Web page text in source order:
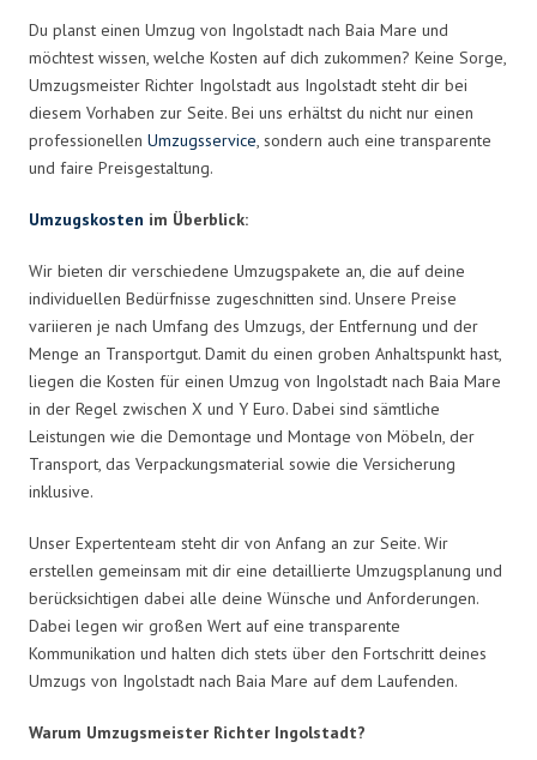
Du planst einen Umzug von Ingolstadt nach Baia Mare und
möchtest wissen, welche Kosten auf dich zukommen? Keine Sorge,
Umzugsmeister Richter Ingolstadt aus Ingolstadt steht dir bei
diesem Vorhaben zur Seite. Bei uns erhältst du nicht nur einen
professionellen Umzugsservice, sondern auch eine transparente
und faire Preisgestaltung.
Umzugskosten im Überblick:
Wir bieten dir verschiedene Umzugspakete an, die auf deine
individuellen Bedürfnisse zugeschnitten sind. Unsere Preise
variieren je nach Umfang des Umzugs, der Entfernung und der
Menge an Transportgut. Damit du einen groben Anhaltspunkt hast,
liegen die Kosten für einen Umzug von Ingolstadt nach Baia Mare
in der Regel zwischen X und Y Euro. Dabei sind sämtliche
Leistungen wie die Demontage und Montage von Möbeln, der
Transport, das Verpackungsmaterial sowie die Versicherung
inklusive.
Unser Expertenteam steht dir von Anfang an zur Seite. Wir
erstellen gemeinsam mit dir eine detaillierte Umzugsplanung und
berücksichtigen dabei alle deine Wünsche und Anforderungen.
Dabei legen wir großen Wert auf eine transparente
Kommunikation und halten dich stets über den Fortschritt deines
Umzugs von Ingolstadt nach Baia Mare auf dem Laufenden.
Warum Umzugsmeister Richter Ingolstadt?